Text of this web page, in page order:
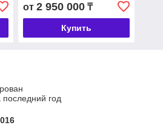
от 2 950 000₸
Купить
год